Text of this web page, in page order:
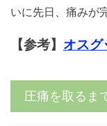
いに先日、 痛みが
【参考】 オスグ
圧痛を取るま